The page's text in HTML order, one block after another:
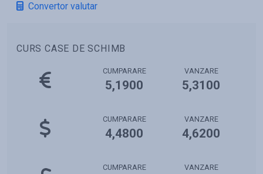
Convertor valutar
CURS CASE DE SCHIMB
CUMPARARE
5,1900
VANZARE
5,3100
CUMPARARE
4,4800
VANZARE
4,6200
CUMPARARE VANZARE